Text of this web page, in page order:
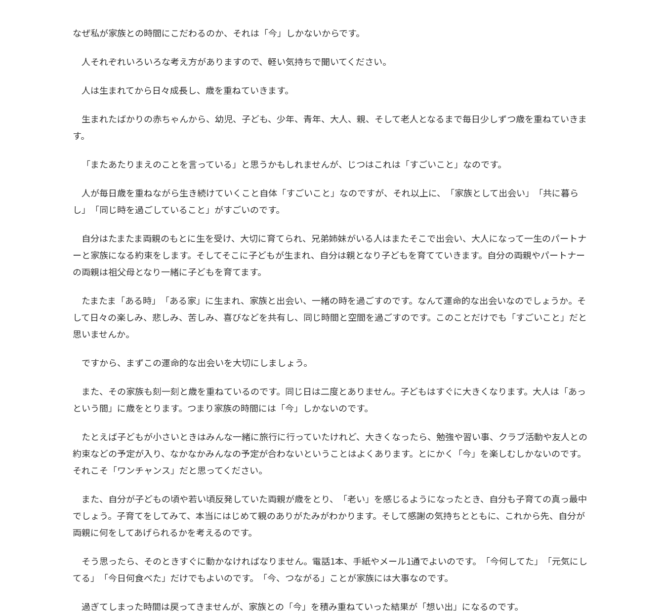
なぜ私が家族との時間にこだわるのか、それは「今」しかないからです。
人それぞれいろいろな考え方がありますので、軽い気持ちで聞いてください。
人は生まれてから日々成長し、歳を重ねていきます。
生まれたばかりの赤ちゃんから、幼児、子ども、少年、青年、大人、親、そして老人となるまで毎日少しずつ歳を重ねていきま
す。
「またあたりまえのことを言っている」と思うかもしれませんが、じつはこれは「すごいこと」なのです。
人が毎日歳を重ねながら生き続けていくこと自体「すごいこと」なのですが、それ以上に、「家族として出会い」「共に暮ら
し」「同じ時を過ごしていること」がすごいのです。
自分はたまたま両親のもとに生を受け、大切に育てられ、兄弟姉妹がいる人はまたそこで出会い、大人になって一生のパートナ
ーと家族になる約束をします。そしてそこに子どもが生まれ、自分は親となり子どもを育てていきます。自分の両親やパートナー
の両親は祖父母となり一緒に子どもを育てます。
たまたま「ある時」「ある家」に生まれ、家族と出会い、一緒の時を過ごすのです。なんて運命的な出会いなのでしょうか。そ
して日々の楽しみ、悲しみ、苦しみ、喜びなどを共有し、同じ時間と空間を過ごすのです。このことだけでも「すごいこと」だと
思いませんか。
ですから、まずこの運命的な出会いを大切にしましょう。
また、その家族も刻一刻と歳を重ねているのです。同じ日は二度とありません。子どもはすぐに大きくなります。大人は「あっ
という間」に歳をとります。つまり家族の時間には「今」しかないのです。
たとえば子どもが小さいときはみんな一緒に旅行に行っていたけれど、大きくなったら、勉強や習い事、クラブ活動や友人との
約束などの予定が入り、なかなかみんなの予定が合わないということはよくあります。とにかく「今」を楽しむしかないのです。
それこそ「ワンチャンス」だと思ってください。
また、自分が子どもの頃や若い頃反発していた両親が歳をとり、「老い」を感じるようになったとき、自分も子育ての真っ最中
でしょう。子育てをしてみて、本当にはじめて親のありがたみがわかります。そして感謝の気持ちとともに、これから先、自分が
両親に何をしてあげられるかを考えるのです。
そう思ったら、そのときすぐに動かなければなりません。電話1本、手紙やメール1通でよいのです。「今何してた」「元気にし
てる」「今日何食べた」だけでもよいのです。「今、つながる」ことが家族には大事なのです。
過ぎてしまった時間は戻ってきませんが、家族との「今」を積み重ねていった結果が「想い出」になるのです。